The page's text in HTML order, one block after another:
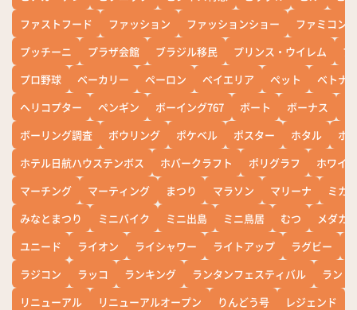
ファストフード
ファッション ファッションショー
ファミコン
プッチーニ
プラザ会館 ブラジル移民 プリンス・ウイレム
ブ
プロ野球
ベーカリー ペーロン ベイエリア ペット
ベトナ
ヘリコプター
ペンギン ボーイング767 ボート ボーナス
ボーリング調査
ボウリング ポケベル ポスター ホタル
ホ
ホテル日航ハウステンボス
ホバークラフト ポリグラフ
ホワイ
マーチング
マーティング まつり マラソン マリーナ
ミカ
みなとまつり
ミニバイク ミニ出島 ミニ鳥居 むつ
メダカ
ユニード
ライオン ライシャワー ライトアップ ラグビー
ラジコン
ラッコ ランキング ランタンフェスティバル
ランド
リニューアル
リニューアルオープン りんどう号 レジェンド